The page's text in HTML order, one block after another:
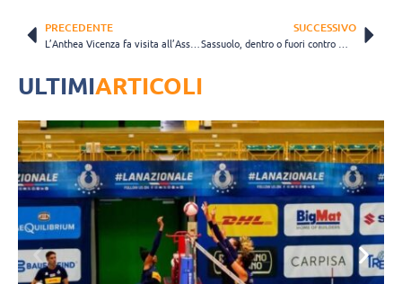
PRECEDENTE SUCCESSIVO
ULTIMIARTICOLI